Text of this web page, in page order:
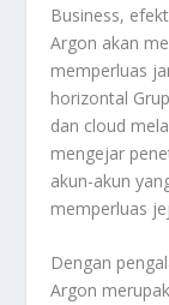
Business,
Argon akan
memperluas
horizontal
dan cloud
mengejar
akun-akun
memperluas
Dengan
Argon